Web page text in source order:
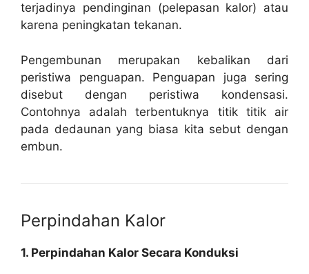
terjadinya pendinginan (pelepasan kalor) atau
karena peningkatan tekanan.
Pengembunan merupakan kebalikan dari
peristiwa penguapan. Penguapan juga sering
disebut dengan peristiwa kondensasi.
Contohnya adalah terbentuknya titik titik air
pada dedaunan yang biasa kita sebut dengan
embun.
Perpindahan Kalor
1. Perpindahan Kalor Secara Konduksi